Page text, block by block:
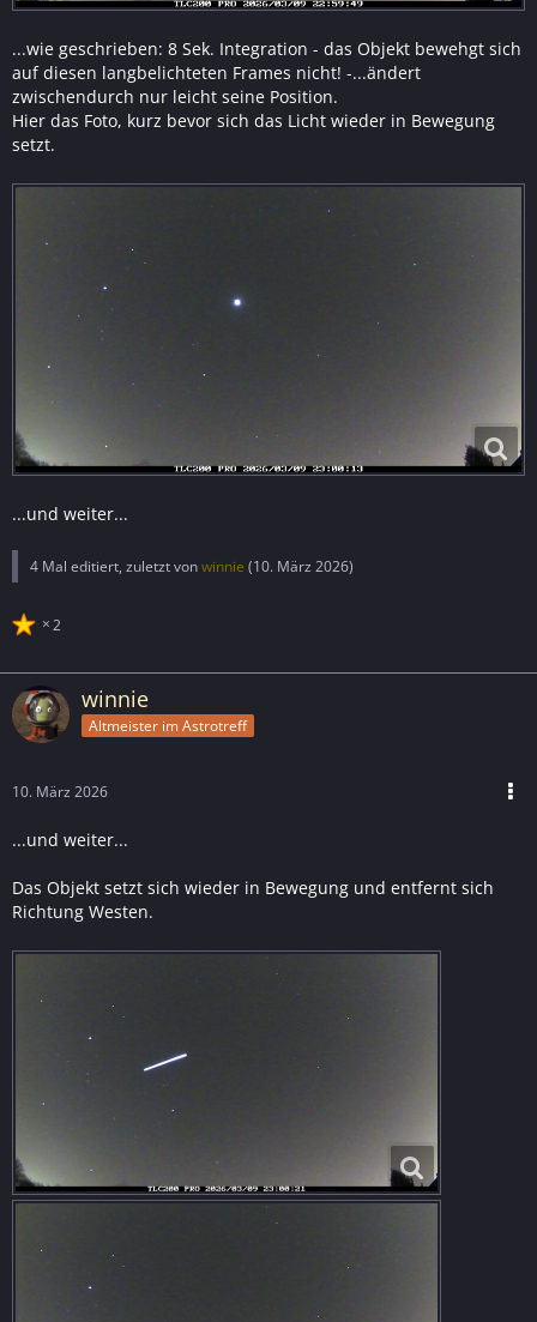
...wie geschrieben: 8 Sek. Integration - das Objekt bewehgt sich
auf diesen langbelichteten Frames nicht! -...ändert
zwischendurch nur leicht seine Position.
Hier das Foto, kurz bevor sich das Licht wieder in Bewegung
setzt.
...und weiter...
4 Mal editiert, zuletzt vonwinnie (10. März 2026)
2
winnie
Altmeister im Astrotreff
10. März 2026
...und weiter...
Das Objekt setzt sich wieder in Bewegung und entfernt sich
Richtung Westen.